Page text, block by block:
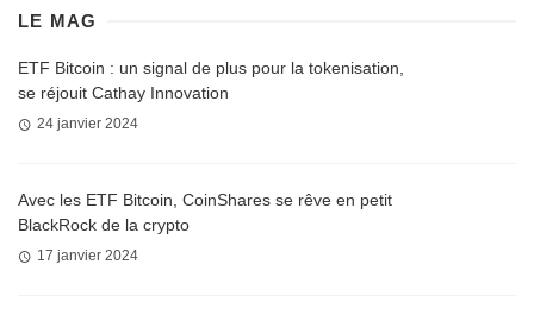
LE MAG
ETF Bitcoin : un signal de plus pour la tokenisation,
se réjouit Cathay Innovation
24 janvier 2024
Avec les ETF Bitcoin, CoinShares se rêve en petit
BlackRock de la crypto
17 janvier 2024